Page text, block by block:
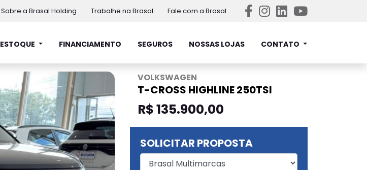
Sobre a Brasal Holding Trabalhe na Brasal Fale com a Brasal
ESTOQUE FINANCIAMENTO SEGUROS NOSSAS LOJAS CONTATO
VOLKSWAGEN
T-CROSS HIGHLINE 250TSI
R$ 135.900,00
SOLICITAR PROPOSTA